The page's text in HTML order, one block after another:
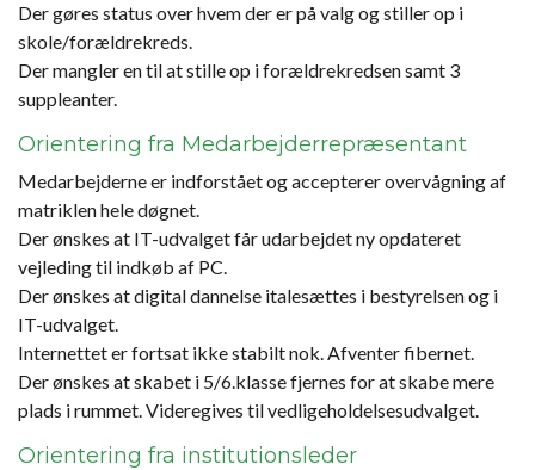
Der gøres status over hvem der er på valg og stiller op i
skole/forældrekreds.
Der mangler en til at stille op i forældrekredsen samt 3
suppleanter.
Orientering fra Medarbejderrepræsentant
Medarbejderne er indforstået og accepterer overvågning af
matriklen hele døgnet.
Der ønskes at IT-udvalget får udarbejdet ny opdateret
vejleding til indkøb af PC.
Der ønskes at digital dannelse italesættes i bestyrelsen og i
IT-udvalget.
Internettet er fortsat ikke stabilt nok. Afventer fibernet.
Der ønskes at skabet i 5/6.klasse fjernes for at skabe mere
plads i rummet. Videregives til vedligeholdelsesudvalget.
Orientering fra institutionsleder